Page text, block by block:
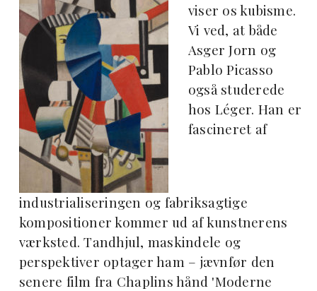
viser os kubisme.
Vi ved, at både
Asger Jorn og
Pablo Picasso
også studerede
hos Léger. Han er
fascineret af
industrialiseringen og fabriksagtige
kompositioner kommer ud af kunstnerens
værksted. Tandhjul, maskindele og
perspektiver optager ham – jævnfør den
senere film fra Chaplins hånd 'Moderne